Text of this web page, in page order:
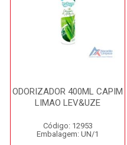
ODORIZADOR 400ML CAPIM
LIMAO LEV&UZE
Código: 12953
Embalagem: UN/1